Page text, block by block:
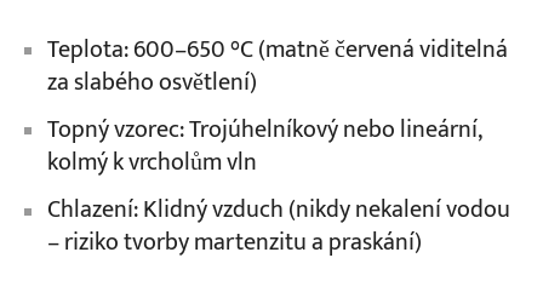
Teplota: 600–650 °C (matně červená viditelná
za slabého osvětlení)
Topný vzorec: Trojúhelníkový nebo lineární,
kolmý k vrcholům vln
Chlazení: Klidný vzduch (nikdy nekalení vodou
– riziko tvorby martenzitu a praskání)